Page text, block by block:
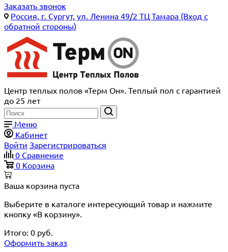
Заказать звонок
Россия, г. Сургут, ул. Ленина 49/2 ТЦ Тамара (Вход с
обратной стороны)
Центр теплых полов «Терм Он». Теплый пол с гарантией
до 25 лет
Меню
Кабинет
Войти Зарегистрироваться
0 Сравнение
0 Корзина
Ваша корзина пуста
Выберите в каталоге интересующий товар и нажмите
кнопку «В корзину».
Итого: 0 руб.
Оформить заказ